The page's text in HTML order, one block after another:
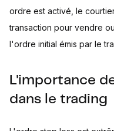
ordre est activé, le
transaction pour vendre
l'ordre initial émis par le
L'importance
dans le trading